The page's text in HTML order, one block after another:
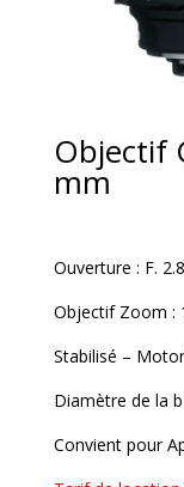
Objectif
mm
Ouverture : F. 2.8
Objectif Zoom :
Stabilisé –
Diamètre de la
Convient pour